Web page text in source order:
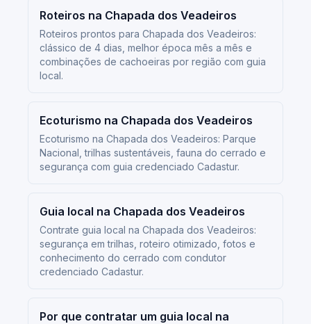
Roteiros na Chapada dos Veadeiros
Roteiros prontos para Chapada dos Veadeiros:
clássico de 4 dias, melhor época mês a mês e
combinações de cachoeiras por região com guia
local.
Ecoturismo na Chapada dos Veadeiros
Ecoturismo na Chapada dos Veadeiros: Parque
Nacional, trilhas sustentáveis, fauna do cerrado e
segurança com guia credenciado Cadastur.
Guia local na Chapada dos Veadeiros
Contrate guia local na Chapada dos Veadeiros:
segurança em trilhas, roteiro otimizado, fotos e
conhecimento do cerrado com condutor
credenciado Cadastur.
Por que contratar um guia local na